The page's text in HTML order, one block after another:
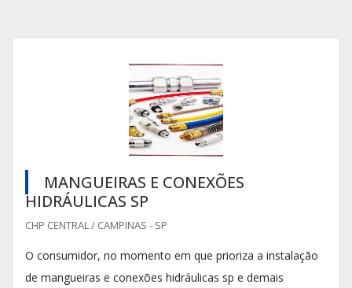
MANGUEIRAS E CONEXÕES
HIDRÁULICAS SP
CHP CENTRAL / CAMPINAS - SP
O consumidor, no momento em que prioriza a instalação
de mangueiras e conexões hidráulicas sp e demais